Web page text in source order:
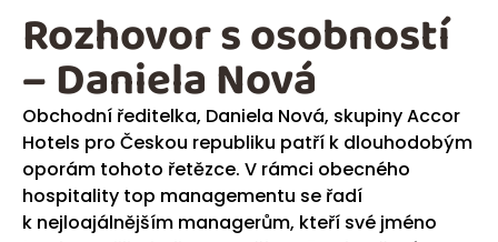
Obchodní ředitelka, Daniela Nová, skupiny Accor
Hotels pro Českou republiku patří k dlouhodobým
oporám tohoto řetězce. V rámci obecného
hospitality top managementu se řadí
k nejloajálnějším managerům, kteří své jméno
Rozhovor s osobností
– Daniela Nová